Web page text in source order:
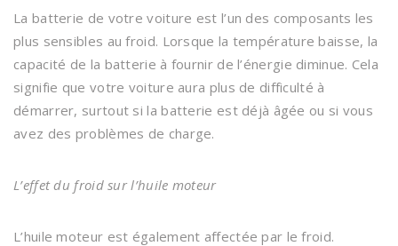
La batterie de votre voiture est l’un des composants les
plus sensibles au froid. Lorsque la température baisse, la
capacité de la batterie à fournir de l’énergie diminue. Cela
signifie que votre voiture aura plus de difficulté à
démarrer, surtout si la batterie est déjà âgée ou si vous
avez des problèmes de charge.
L’effet du froid sur l’huile moteur
L’huile moteur est également affectée par le froid.